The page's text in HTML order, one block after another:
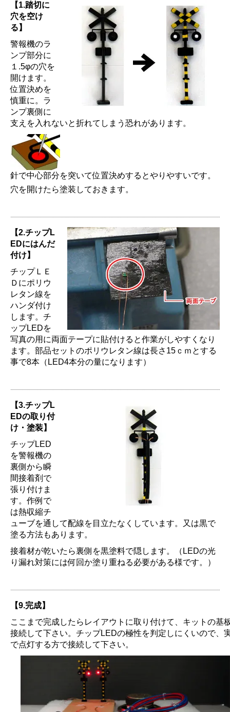
【1.踏切に
穴を空け
る】
警報機のラ
ンプ部分に
１.5φの穴を
開けます。
位置決めを
慎重に。ラ
ンプ裏側に
支えを入れないと折れてしまう恐れがあります。
針で中心部分を突いて位置決めするとやりやすいです。
穴を開けたら塗装しておきます。
【2.チップL
EDにはんだ
付け】
チップＬＥ
Ｄにポリウ
レタン線を
ハンダ付け
します。チ
ップLEDを
写真の用に両面テープに貼付けると作業がしやすくなり
ます。部品セットのポリウレタン線は長さ15ｃｍとする
事で8本（LED4本分の量になります）
【3.チップL
EDの取り付
け・塗装】
チップLED
を警報機の
裏側から瞬
間接着剤で
張り付けま
す。作例で
は熱収縮チ
ューブを通して配線を目立たなくしています。又は黒で
塗る方法もあります。
接着材が乾いたら裏側を黒塗料で隠します。（LEDの光
り漏れ対策には何回か塗り重ねる必要がある様です。）
【9.完成】
ここまで完成したらレイアウトに取り付けて、キットの基
接続して下さい。チップLEDの極性を判定しにくいので、
で点灯する方で接続して下さい。